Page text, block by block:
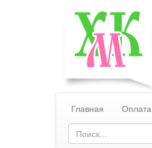
Главная Оплата